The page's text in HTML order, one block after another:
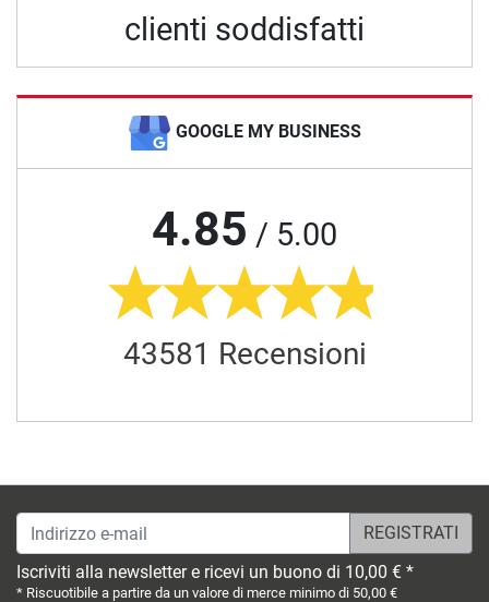
clienti soddisfatti
GOOGLE MY BUSINESS
4.85 / 5.00
43581 Recensioni
Indirizzo e-mail
Iscriviti alla newsletter e ricevi un buono di 10,00 € *
* Riscuotibile a partire da un valore di merce minimo di 50,00 €